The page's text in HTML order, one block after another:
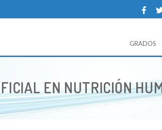
sobre la Universidad Europea del Atlántico.
GRADOS
EN NUTRICIÓN